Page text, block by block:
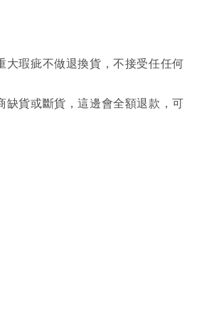
瑕疵不做退換貨，不接受任任何
貨或斷貨，這邊會全額退款，可